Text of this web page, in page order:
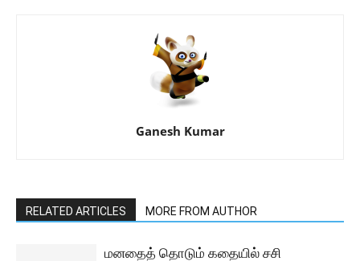
Ganesh Kumar
RELATED ARTICLES MORE FROM AUTHOR
மனதைத் தொடும் கதையில் சசி